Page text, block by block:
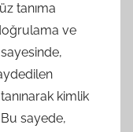
tanıma
ve
kimlik
sayede,